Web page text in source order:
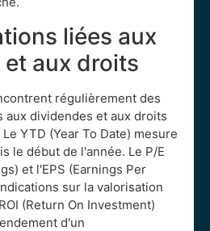
liées aux
aux droits
régulièrement des
aux dividendes et aux droits
YTD (Year To Date) mesure
le début de l'année. Le P/E
et l'EPS (Earnings Per
sur la valorisation
(Return On Investment)
d'un